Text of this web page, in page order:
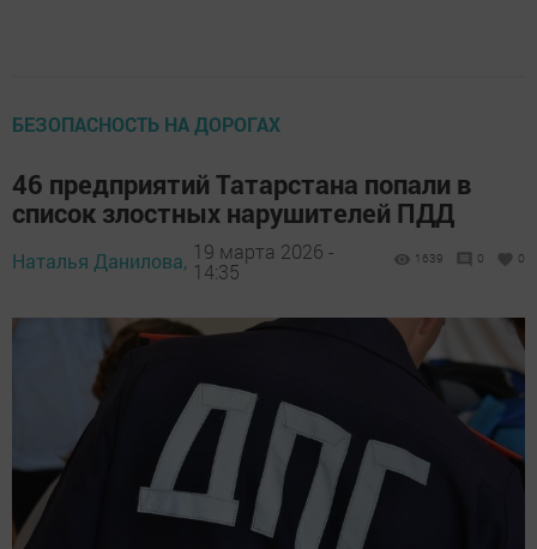
БЕЗОПАСНОСТЬ НА ДОРОГАХ
46 предприятий Татарстана попали в
список злостных нарушителей ПДД
Наталья Данилова, 19 марта 2026 -
14:35
1639 0 0